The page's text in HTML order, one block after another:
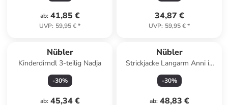
ab: 41,85 €
UVP: 59,95 €*
34,87 €
UVP: 59,95 €*
Nübler
Kinderdirndl 3-teilig Nadja
-30%
ab: 45,34 €
Nübler
Strickjacke Langarm Anni in
Schwarz
-30%
ab: 48,83 €